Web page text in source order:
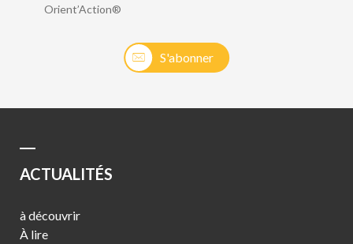
S'abonner
Orient’Action®
ACTUALITÉS
à découvrir
À lire